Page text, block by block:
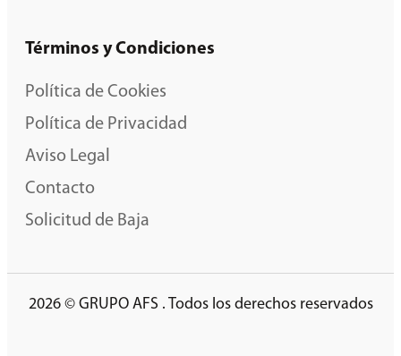
Términos y Condiciones
Política de Cookies
Política de Privacidad
Aviso Legal
Contacto
Solicitud de Baja
2026 © GRUPO AFS . Todos los derechos reservados